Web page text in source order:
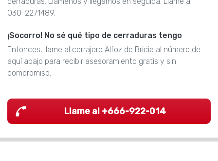
030-2271489.
¡Socorro! No sé qué tipo de cerraduras tengo
Entonces, llame al cerrajero Alfoz de Bricia al número de
aquí abajo para recibir asesoramiento gratis y sin
compromiso.
Llame al +666-922-014